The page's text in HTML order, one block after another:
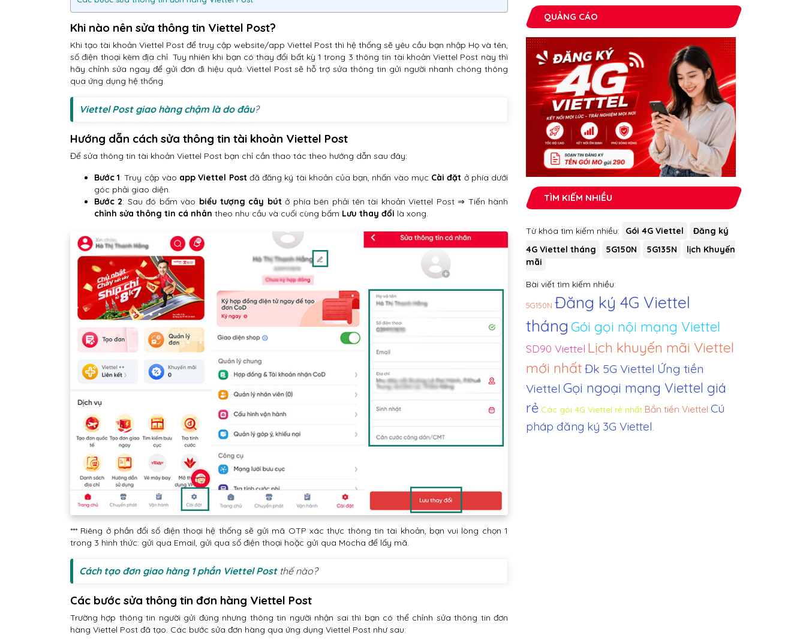
Khi nào nên sửa thông tin Viettel Post?
Khi tạo tài khoản Viettel Post để truy cập website/app Viettel Post thì hệ thống sẽ yêu cầu bạn nhập Họ và tên,
số điện thoại kèm địa chỉ. Tuy nhiên khi bạn có thay đổi bất kỳ 1 trong 3 thông tin tài khoản Viettel Post này thì
hãy chỉnh sửa ngay để gửi đơn đi hiệu quả. Viettel Post sẽ hỗ trợ sửa thông tin gửi người nhanh chóng thông
qua ứng dụng hệ thống.
Viettel Post giao hàng chậm là do đâu?
Hướng dẫn cách sửa thông tin tài khoản Viettel Post
Để sửa thông tin tài khoản Viettel Post bạn chỉ cần thao tác theo hướng dẫn sau đây:
Bước 1: Truy cập vào app Viettel Postđã đăng ký tài khoản của bạn, nhấn vào mục Cài đặt ở phía dưới
góc phải giao diện.
Bước 2: Sau đó bấm vào biểu tượng cây bútở phía bên phải tên tài khoản Viettel Post ⇒ Tiến hành
chỉnh sửa thông tin cá nhân theo nhu cầu và cuối cùng bấm Lưu thay đổi là xong.
*** Riêng ở phần đổi số điện thoại hệ thống sẽ gửi mã OTP xác thực thông tin tài khoản, bạn vui lòng chọn 1
trong 3 hình thức: gửi qua Email, gửi qua số điện thoại hoặc gửi qua Mocha để lấy mã.
Cách tạo đơn giao hàng 1 phần Viettel Post thế nào?
Các bước sửa thông tin đơn hàng Viettel Post
Trường hợp thông tin người gửi đúng nhưng thông tin người nhận sai thì bạn có thể chỉnh sửa thông tin đơn
hàng Viettel Post đã tạo. Các bước sửa đơn hàng qua ứng dụng Viettel Post như sau:
QUẢNG CÁO
TÌM KIẾM NHIỀU
Từ khóa tìm kiếm nhiều: Gói 4G Viettel
Đăng ký
4G Viettel tháng
5G150N 5G135N
lịch Khuyến
mãi
Bài viết tìm kiếm nhiều:
5G150N Đăng ký 4G Viettel
tháng Gói gọi nội mạng Viettel
SD90 Viettel Lịch khuyến mãi Viettel
mới nhất Đk 5G Viettel Ứng tiền
Viettel Gọi ngoại mạng Viettel giá
rẻ Các gói 4G Viettel rẻ nhất Bắn tiền Viettel Cú
pháp đăng ký 3G Viettel.